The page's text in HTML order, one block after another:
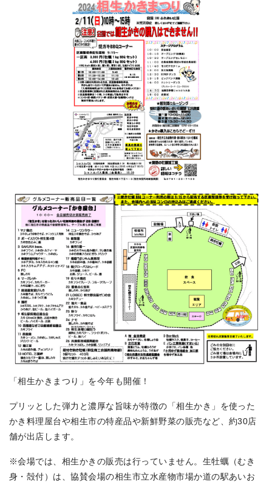
「相生かきまつり」を今年も開催！
プリッとした弾力と濃厚な旨味が特徴の「相生かき」を使った
かき料理屋台や相生市の特産品や新鮮野菜の販売など、約30店
舗が出店します。
※会場では、相生かきの販売は行っていません。生牡蠣（むき
身・殻付）は、協賛会場の相生市立水産物市場か道の駅あいお